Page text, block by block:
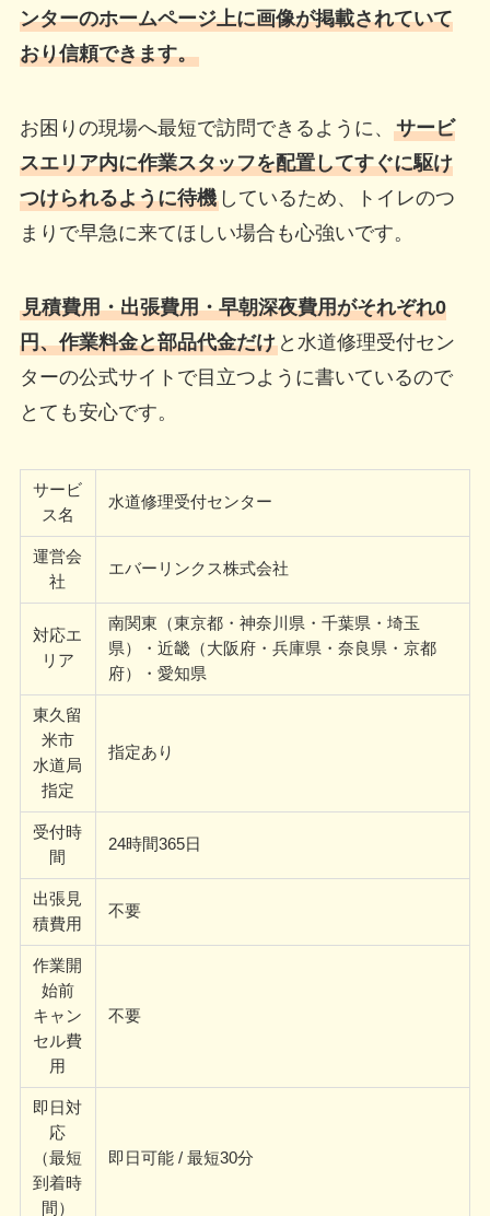
ンターのホームページ上に画像が掲載されていて
おり信頼できます。
お困りの現場へ最短で訪問できるように、 サービ
スエリア内に作業スタッフを配置してすぐに駆け
つけられるように待機しているため、トイレのつ
まりで早急に来てほしい場合も心強いです。
見積費用・出張費用・早朝深夜費用がそれぞれ0
円、作業料金と部品代金だけと水道修理受付セン
ターの公式サイトで目立つように書いているので
とても安心です。
サービ
ス名
水道修理受付センター
運営会
社
エバーリンクス株式会社
対応エ
リア
南関東（東京都・神奈川県・千葉県・埼玉
県）・近畿（大阪府・兵庫県・奈良県・京都
府）・愛知県
東久留
米市
水道局
指定
指定あり
受付時
間
24時間365日
出張見
積費用
不要
作業開
始前
キャン
セル費
用
不要
即日対
応
（最短
到着時
間）
即日可能 / 最短30分